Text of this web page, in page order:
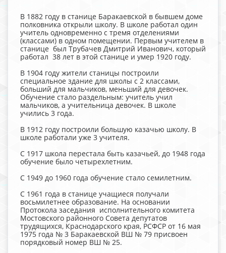
В 1882 году в станице Баракаевской в бывшем доме
полковника открыли школу. В школе работал один
учитель одновременно с тремя отделениями
(классами) в одном помещении. Первым учителем в
станице был Трубачев Дмитрий Иванович, который
работал 38 лет в этой станице и умер 1920 году.
В 1904 году жители станицы построили
специальное здание для школы с 2 классами,
больший для мальчиков, меньший для девочек.
Обучение стало раздельным: учитель учил
мальчиков, а учительница девочек. В школе
учились 3 года.
В 1912 году построили большую казачью школу. В
школе работали уже 3 учителя.
С 1917 школа перестала быть казачьей, до 1948 года
обучение было четырехлетним.
С 1949 до 1960 года обучение стало семилетним.
С 1961 года в станице учащиеся получали
восьмилетнее образование. На основании
Протокола заседания исполнительного комитета
Мостовского районного Совета депутатов
трудящихся, Краснодарского края, РСФСР от 16 мая
1975 года № 3 Баракаевской ВШ № 79 присвоен
порядковый номер ВШ № 25.